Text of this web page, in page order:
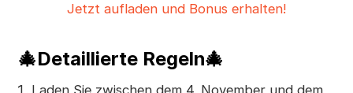
Jetzt aufladen und Bonus erhalten!
🎄Detaillierte Regeln🎄
Laden Sie zwischen dem 4. November und dem